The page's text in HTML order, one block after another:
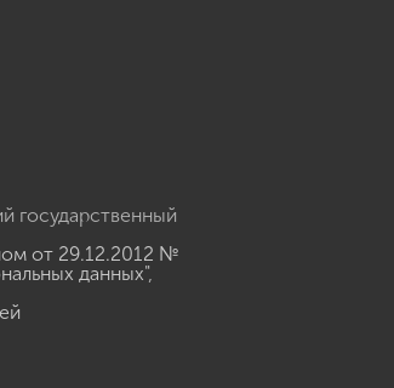
государственный
от 29.12.2012 №
данных",